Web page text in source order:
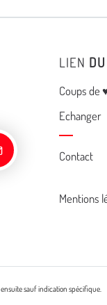
LIEN
Coups de
Echanger
Cemea
Contact
Mentions
ensuite sauf indication spécifique.